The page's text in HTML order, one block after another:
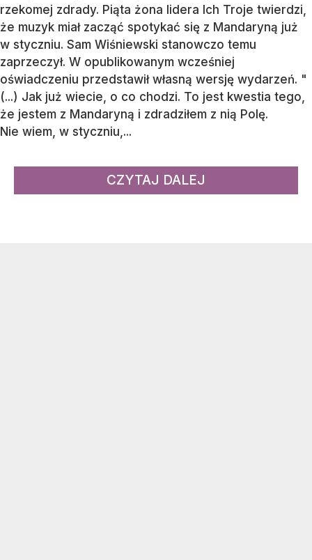
rzekomej zdrady. Piąta żona lidera Ich Troje twierdzi,
że muzyk miał zacząć spotykać się z Mandaryną już
w styczniu. Sam Wiśniewski stanowczo temu
zaprzeczył. W opublikowanym wcześniej
oświadczeniu przedstawił własną wersję wydarzeń. "
(...) Jak już wiecie, o co chodzi. To jest kwestia tego,
że jestem z Mandaryną i zdradziłem z nią Polę.
Nie wiem, w styczniu,...
CZYTAJ DALEJ